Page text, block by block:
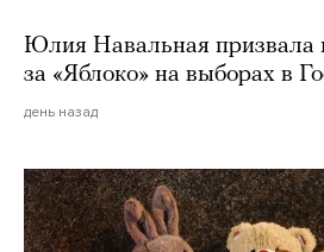
Юлия Навальная призвала
за «Яблоко» на выборах в
день назад